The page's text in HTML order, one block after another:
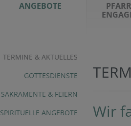
ANGEBOTE
TERMINE & AKTUELLES
GOTTESDIENSTE
SAKRAMENTE & FEIERN
SPIRITUELLE ANGEBOTE
Wir